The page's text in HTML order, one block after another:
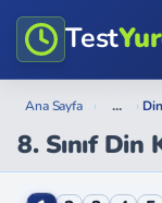
Test
Ana Sayfa › ... ›
8. Sınıf
8. Sınıf Din